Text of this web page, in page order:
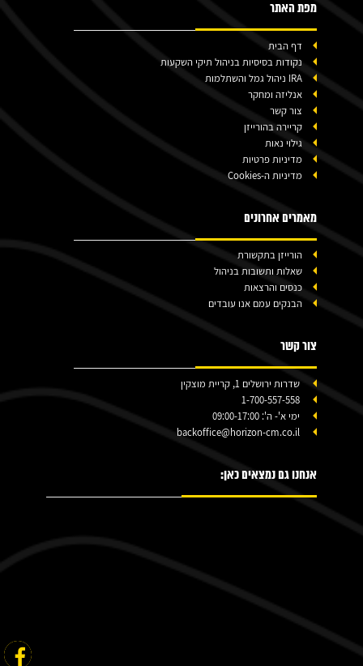
מפת האתר
דף הבית
נקודות בסיסיות בניהול תיקי השקעות
IRA ניהול גמל והשתלמות
אנליזה ומחקר
צור קשר
קריירה בהורייזן
גילוי נאות
מדיניות פרטיות
מדיניות ה-Cookies
מאמרים אחרונים
הורייזן בתקשורת
שאלות ותשובות בניהול
כנסים והרצאות
הבנקים עמם אנו עובדים
צור קשר
שדרות ירושלים 1, קריית מוצקין
1-700-557-558
ימי א'- ה': 09:00-17:00
backoffice@horizon-cm.co.il
אנחנו גם נמצאים כאן: